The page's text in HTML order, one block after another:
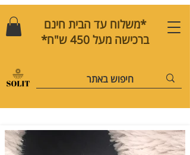
*משלוח עד הבית חינם
ברכישה מעל 450 ש"ח*